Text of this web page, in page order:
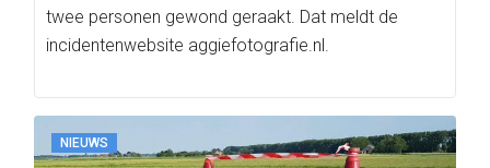
twee personen gewond geraakt. Dat meldt de
incidentenwebsite aggiefotografie.nl.
NIEUWS